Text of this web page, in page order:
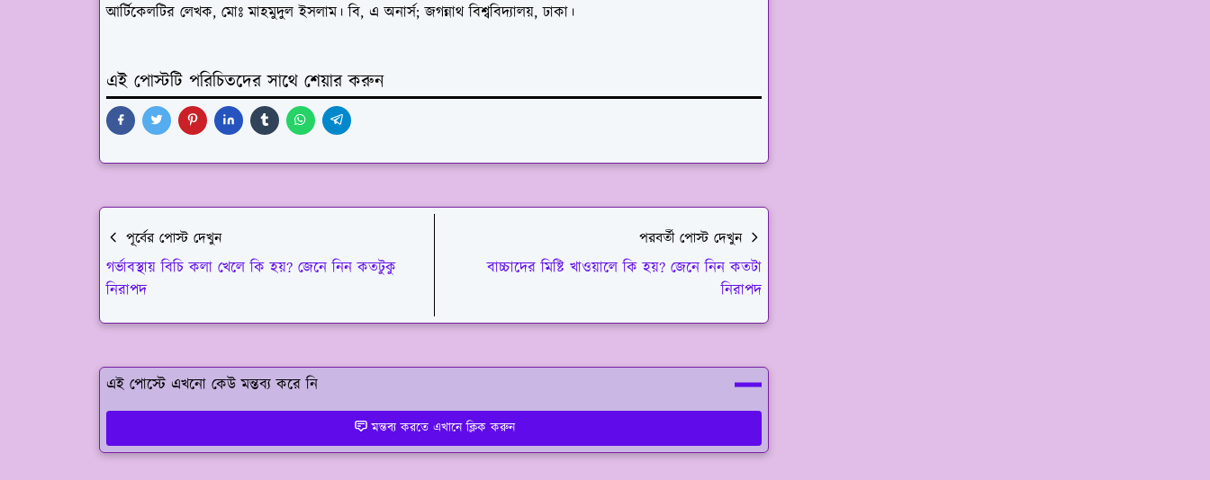
আর্টিকেলটির লেখক, মোঃ মাহমুদুল ইসলাম। বি, এ অনার্স; জগন্নাথ বিশ্ববিদ্যালয়, ঢাকা।
এই পোস্টটি পরিচিতদের সাথে শেয়ার করুন
পূর্বের পোস্ট দেখুন
গর্ভাবস্থায় বিচি কলা খেলে কি হয়? জেনে নিন কতটুকু
নিরাপদ
পরবর্তী পোস্ট দেখুন
বাচ্চাদের মিষ্টি খাওয়ালে কি হয়? জেনে নিন কতটা
নিরাপদ
এই পোস্টে এখনো কেউ মন্তব্য করে নি
মন্তব্য করতে এখানে ক্লিক করুন